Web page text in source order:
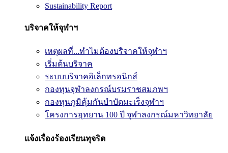
Sustainability Report
บริจาคให้จุฬาฯ
เหตุผลที่...ทำไมต้องบริจาคให้จุฬาฯ
เริ่มต้นบริจาค
ระบบบริจาคอิเล็กทรอนิกส์
กองทุนจุฬาลงกรณ์บรมราชสมภพฯ
กองทุนภูมิคุ้มกันบำบัดมะเร็งจุฬาฯ
โครงการอุทยาน 100 ปี จุฬาลงกรณ์มหาวิทยาลัย
แจ้งเรื่องร้องเรียนทุจริต